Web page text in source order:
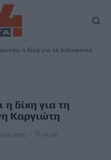
η δίκη για τη δολοφονία
η δίκη για τη
Καργιώτη
2025 06:06